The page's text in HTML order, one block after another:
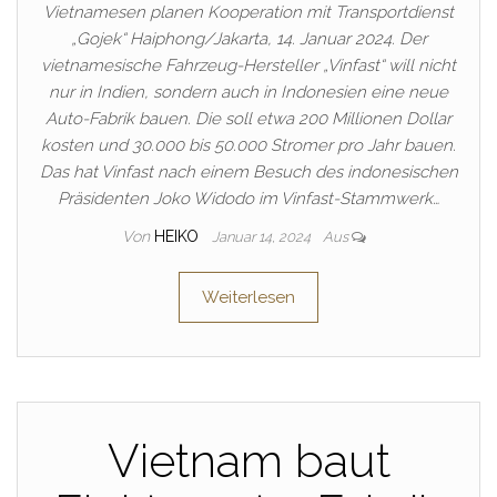
Vietnamesen planen Kooperation mit Transportdienst
„Gojek“ Haiphong/Jakarta, 14. Januar 2024. Der
vietnamesische Fahrzeug-Hersteller „Vinfast“ will nicht
nur in Indien, sondern auch in Indonesien eine neue
Auto-Fabrik bauen. Die soll etwa 200 Millionen Dollar
kosten und 30.000 bis 50.000 Stromer pro Jahr bauen.
Das hat Vinfast nach einem Besuch des indonesischen
Präsidenten Joko Widodo im Vinfast-Stammwerk…
Von HEIKO Januar 14, 2024 Aus
Weiterlesen
Vietnam baut